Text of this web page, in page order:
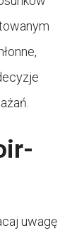
uwagę